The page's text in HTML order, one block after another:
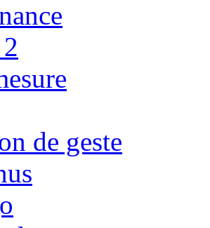
de geste